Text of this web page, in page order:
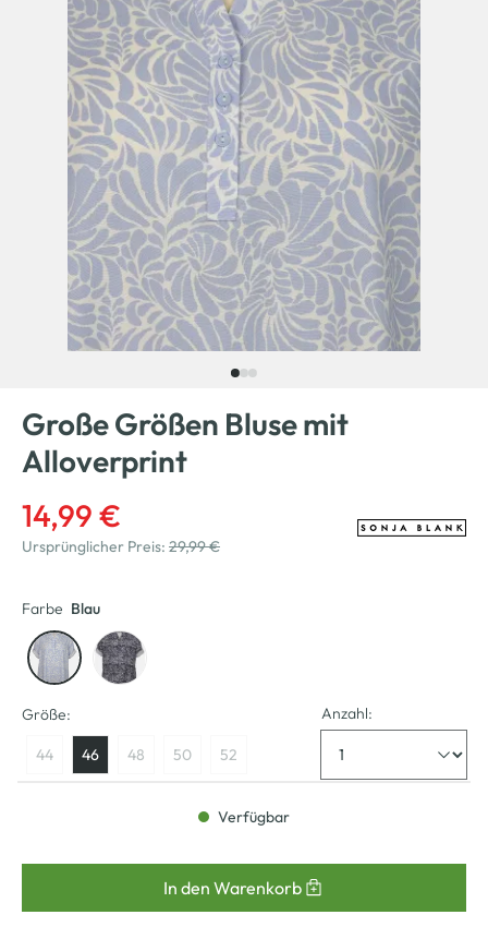
Große Größen Bluse mit
Alloverprint
14,99 €
Ursprünglicher Preis: 29,99 €
Farbe Blau
Größe:
44 46 48 50 52
Anzahl:
Verfügbar
In den Warenkorb